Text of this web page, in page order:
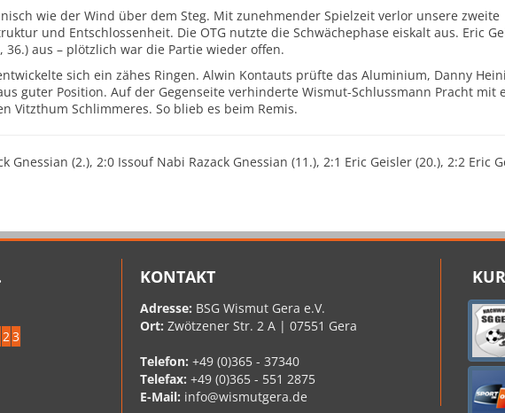
wie der Wind über dem Steg. Mit zunehmender Spielzeit verlor unsere zweite
und Entschlossenheit. Die OTG nutzte die Schwächephase eiskalt aus. Eric
aus – plötzlich war die Partie wieder offen.
sich ein zähes Ringen. Alwin Kontauts prüfte das Aluminium, Danny
guter Position. Auf der Gegenseite verhinderte Wismut-Schlussmann Pracht mit
Vitzthum Schlimmeres. So blieb es beim Remis.
Gnessian (2.), 2:0 Issouf Nabi Razack Gnessian (11.), 2:1 Eric Geisler (20.), 2:2 Eric
23
KONTAKT
Adresse: BSG Wismut Gera e.V.
Ort:Zwötzener Str. 2 A | 07551 Gera
Telefon:+49 (0)365 - 37340
Telefax:+49 (0)365 - 551 2875
E-Mail: info@wismutgera.de